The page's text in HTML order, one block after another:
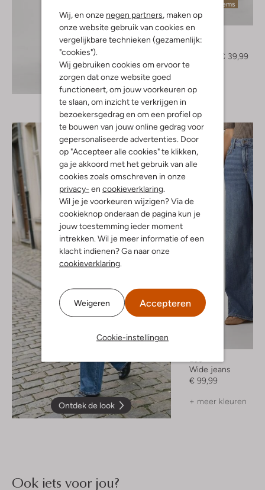
Wij, en onze negen partners, maken op
onze website gebruik van cookies en
vergelijkbare technieken (gezamenlijk:
"cookies").
Wij gebruiken cookies om ervoor te
zorgen dat onze website goed
functioneert, om jouw voorkeuren op
te slaan, om inzicht te verkrijgen in
bezoekersgedrag en om een profiel op
te bouwen van jouw online gedrag voor
gepersonaliseerde advertenties. Door
op "Accepteer alle cookies" te klikken,
ga je akkoord met het gebruik van alle
cookies zoals omschreven in onze
privacy- en cookieverklaring.
Wil je je voorkeuren wijzigen? Via de
cookieknop onderaan de pagina kun je
jouw toestemming ieder moment
intrekken. Wil je meer informatie of een
klacht indienen? Ga naar onze
cookieverklaring.
Weigeren Accepteren
Cookie-instellingen
Ontdek de look
Laatste items
-60%
Notre-V
Pantalon
€ 39,99
Ontdek de look
Wide jeans
€ 99,99
+ meer kleuren
Ook iets voor jou?